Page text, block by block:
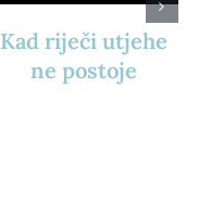
Kad riječi utjehe
ne postoje